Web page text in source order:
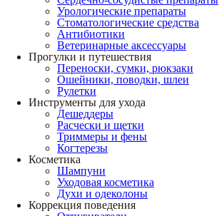
Урологические препараты
Стоматологические средства
Антибиотики
Ветеринарные аксессуары
Прогулки и путешествия
Переноски, сумки, рюкзаки
Ошейники, поводки, шлеи
Рулетки
Инструменты для ухода
Дешеддеры
Расчески и щетки
Триммеры и фены
Когтерезы
Косметика
Шампуни
Уходовая косметика
Духи и одеколоны
Коррекция поведения